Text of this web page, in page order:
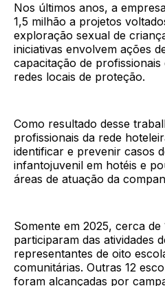
Nos últimos anos, a
1,5 milhão a projetos
exploração sexual de
iniciativas envolvem ações
capacitação de
redes locais de proteção.
Como resultado desse
profissionais da rede
identificar e prevenir casos
infantojuvenil em hotéis e
áreas de atuação da
Somente em 2025, cerca de
participaram das atividades
representantes de oito
comunitárias. Outras 12
foram alcançadas por